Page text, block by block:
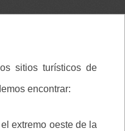
sitios turísticos de
encontrar:
extremo oeste de la